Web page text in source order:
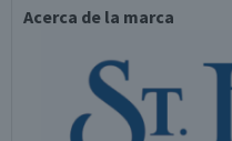
Acerca de la marca